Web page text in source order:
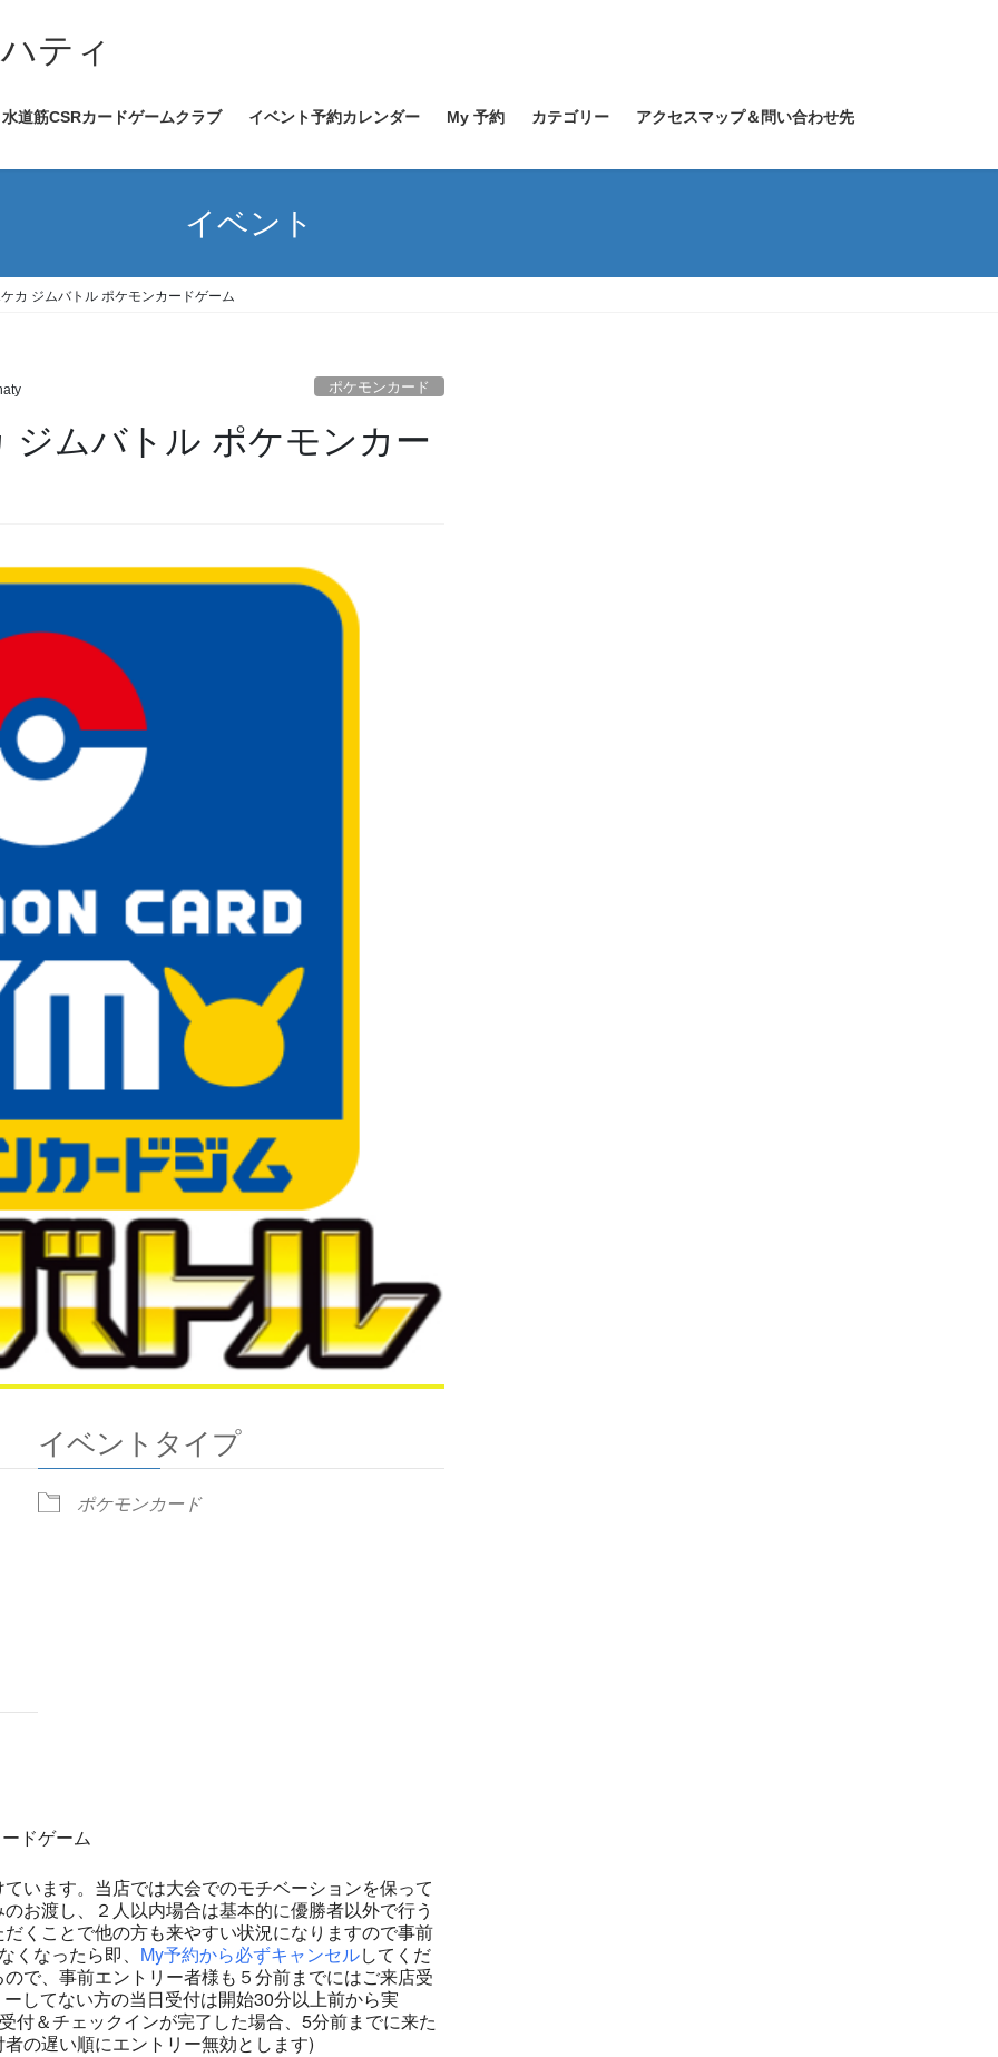
ティ
水道筋CSRカードゲームクラブ イベント予約カレンダー My 予約 カテゴリー アクセスマップ＆問い合わせ先
イベント
カ ジムバトル ポケモンカードゲーム
ポケモンカード
ジムバトル ポケモンカー
イベントタイプ
ポケモンカード
ドゲーム
います。当店では大会でのモチベーションを保って
お渡し、２人以内場合は基本的に優勝者以外で行う
くことで他の方も来やすい状況になりますので事前
なったら即、 My予約から必ずキャンセルしてくだ
で、事前エントリー者様も５分前までにはご来店受
してない方の当日受付は開始30分以上前から実
＆チェックインが完了した場合、5分前までに来た
の遅い順にエントリー無効とします)